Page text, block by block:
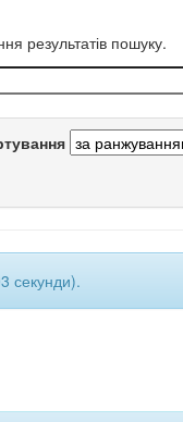
результатів пошуку.
секунди).